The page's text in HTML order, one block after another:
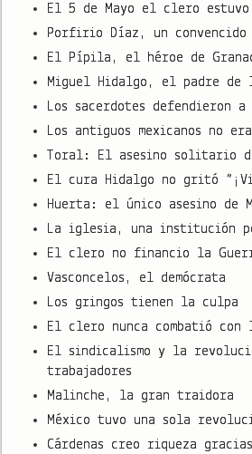
El 5 de Mayo el clero
Porfirio Díaz, un
El Pípila, el héroe de
Miguel Hidalgo, el padre
Los sacerdotes defendieron
Los antiguos mexicanos no
Toral: El asesino solitario
El cura Hidalgo no gritó
Huerta: el único asesino de
La iglesia, una institución
El clero no financio la
Vasconcelos, el demócrata
Los gringos tienen la culpa
El clero nunca combatió con
El sindicalismo y la
trabajadores
Malinche, la gran traidora
México tuvo una sola
Cárdenas creo riqueza